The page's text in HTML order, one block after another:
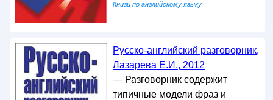
Книги по английскому языку
Русско-английский разговорник,
Лазарева Е.И., 2012
— Разговорник содержит
типичные модели фраз и